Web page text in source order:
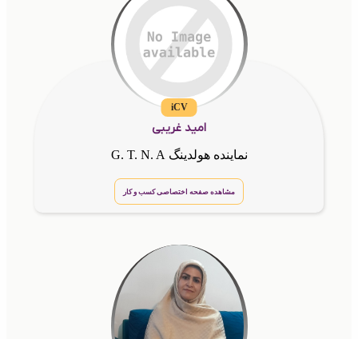
iCV
امید غریبی
نماینده هولدینگ G. T. N. A
مشاهده صفحه اختصاصی کسب و کار